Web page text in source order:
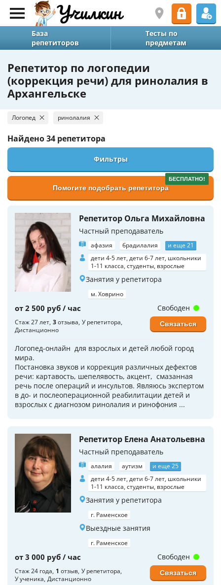
База
репетиторов
Тесты по
предметам
Репетитор по логопедии
(коррекция речи) для ринолалия в
Архангельске
Логопед ринолалия
Найдено34 репетитора
Фильтры
БЕСПЛАТНО!
Помогите подобрать репетитора
Репетитор Ольга Михайловна
Частный преподаватель
афазия брадилалия
и еще 21
дети 4-5 лет, дети 6-7 лет, школьники
1-11 класса, студенты, взрослые
Занятия у репетитора
м. Ховрино
от 2 500 руб / час
Стаж 27 лет 3отзыва У репетитора
Дистанционно
Логопед-онлайн для взрослых и детей любой город
мира.
Постановка звуков и коррекция различных дефектов
речи: картавость, шепелявость, акцент, смазанная
речь после операций и инсультов. Являюсь экспертом
в до- и послеоперационной реабилитации детей и
взрослых с диагнозом ринолалия и ринофония ...
Свободен
Связаться
Репетитор Елена Анатольевна
Частный преподаватель
алалия аутизм
и еще 25
дети 4-5 лет, дети 6-7 лет, школьники
1-11 класса, студенты, взрослые
Занятия у репетитора
г. Раменское
Выездные занятия
г. Раменское
от 3 000 руб / час
Стаж 24 года 1 отзыв У репетитора
У ученика Дистанционно
Свободен
Связаться